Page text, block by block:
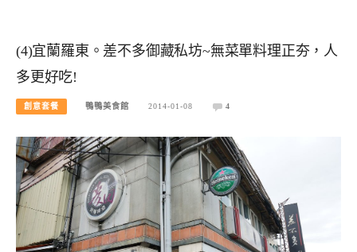
(4)宜蘭羅東。差不多御藏私坊~無菜單料理正夯，人
多更好吃!
創意套餐 鴨鴨美食館 2014-01-08 4